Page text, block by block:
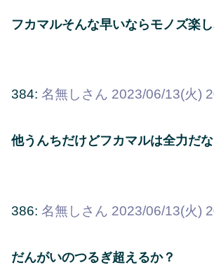
フカマルそんな早いならモノズ楽
384: 名無しさん 2023/06/13(火)
他うんちだけどフカマルは全力だな
386: 名無しさん 2023/06/13(火)
だんがいのつるぎ超えるか？